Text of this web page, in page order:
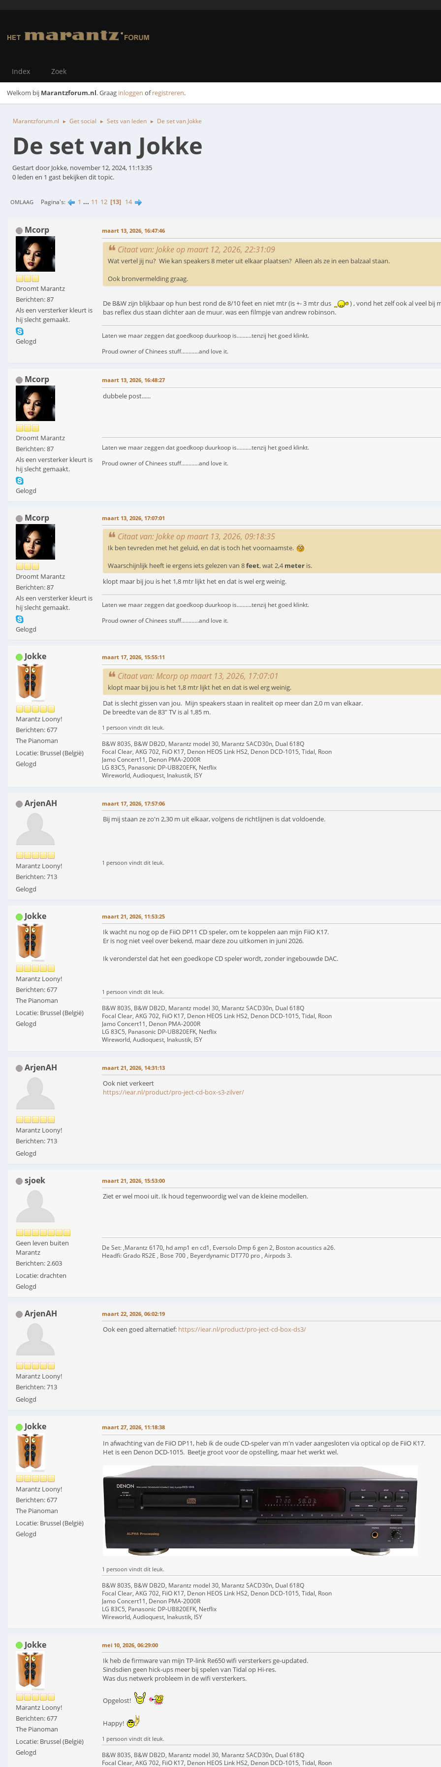
Index Zoek
Welkom bij Marantzforum.nl. Graag inloggen ofregistreren.
Marantzforum.nl ► Get social ► Sets van leden ► De set van Jokke
De set van Jokke
Gestart door Jokke, november 12, 2024, 11:13:35
0 leden en 1 gast bekijken dit topic.
OMLAAG Pagina's 1 ... 11 12 13 14
Mcorp
Droomt Marantz
Berichten: 87
Als een versterker kleurt is
hij slecht gemaakt.
Gelogd
maart 13, 2026, 16:47:46
Citaat van: Jokke op maart 12, 2026, 22:31:09
Wat vertel jij nu? Wie kan speakers 8 meter uit elkaar plaatsen? Alleen als ze in een balzaal staan.
Ook bronvermelding graag.
De B&W zijn blijkbaar op hun best rond de 8/10 feet en niet mtr (is +- 3 mtr dus
) , vond het zelf ook al veel bij
bas reflex dus staan dichter aan de muur. was een filmpje van andrew robinson.
Laten we maar zeggen dat goedkoop duurkoop is..........tenzij het goed klinkt.
Proud owner of Chinees stuff............and love it.
Mcorp
Droomt Marantz
Berichten: 87
Als een versterker kleurt is
hij slecht gemaakt.
Gelogd
maart 13, 2026, 16:48:27
dubbele post......
Laten we maar zeggen dat goedkoop duurkoop is..........tenzij het goed klinkt.
Proud owner of Chinees stuff............and love it.
Mcorp
Droomt Marantz
Berichten: 87
Als een versterker kleurt is
hij slecht gemaakt.
Gelogd
maart 13, 2026, 17:07:01
Citaat van: Jokke op maart 13, 2026, 09:18:35
Ik ben tevreden met het geluid, en dat is toch het voornaamste.
Waarschijnlijk heeft ie ergens iets gelezen van 8feet, wat 2,4meter is.
klopt maar bij jou is het 1,8 mtr lijkt het en dat is wel erg weinig.
Laten we maar zeggen dat goedkoop duurkoop is..........tenzij het goed klinkt.
Proud owner of Chinees stuff............and love it.
Jokke
Marantz Loony!
Berichten: 677
The Pianoman
Locatie: Brussel (België)
Gelogd
maart 17, 2026, 15:55:11
Citaat van: Mcorp op maart 13, 2026, 17:07:01
klopt maar bij jou is het 1,8 mtr lijkt het en dat is wel erg weinig.
Dat is slecht gissen van jou. Mijn speakers staan in realiteit op meer dan 2,0 m van elkaar.
De breedte van de 83" TV is al 1,85 m.
1 persoon vindt dit leuk.
B&W 803S, B&W DB2D, Marantz model 30, Marantz SACD30n, Dual 618Q
Focal Clear, AKG 702, FiiO K17, Denon HEOS Link HS2, Denon DCD-1015, Tidal, Roon
Jamo Concert11, Denon PMA-2000R
LG 83C5, Panasonic DP-UB820EFK, Netflix
Wireworld, Audioquest, Inakustik, ISY
ArjenAH
Marantz Loony!
Berichten: 713
Gelogd
maart 17, 2026, 17:57:06
Bij mij staan ze zo'n 2,30 m uit elkaar, volgens de richtlijnen is dat voldoende.
1 persoon vindt dit leuk.
Jokke
Marantz Loony!
Berichten: 677
The Pianoman
Locatie: Brussel (België)
Gelogd
maart 21, 2026, 11:53:25
Ik wacht nu nog op de FiiO DP11 CD speler, om te koppelen aan mijn FiiO K17.
Er is nog niet veel over bekend, maar deze zou uitkomen in juni 2026.
Ik veronderstel dat het een goedkope CD speler wordt, zonder ingebouwde DAC.
1 persoon vindt dit leuk.
B&W 803S, B&W DB2D, Marantz model 30, Marantz SACD30n, Dual 618Q
Focal Clear, AKG 702, FiiO K17, Denon HEOS Link HS2, Denon DCD-1015, Tidal, Roon
Jamo Concert11, Denon PMA-2000R
LG 83C5, Panasonic DP-UB820EFK, Netflix
Wireworld, Audioquest, Inakustik, ISY
ArjenAH
Marantz Loony!
Berichten: 713
Gelogd
maart 21, 2026, 14:31:13
Ook niet verkeert
https://iear.nl/product/pro-ject-cd-box-s3-zilver/
sjoek
Geen leven buiten
Marantz
Berichten: 2.603
Locatie: drachten
Gelogd
maart 21, 2026, 15:53:00
Ziet er wel mooi uit. Ik houd tegenwoordig wel van de kleine modellen.
De Set: ,Marantz 6170, hd amp1 en cd1, Eversolo Dmp 6 gen 2, Boston acoustics a26.
Headfi: Grado RS2E , Bose 700 , Beyerdynamic DT770 pro , Airpods 3.
ArjenAH
Marantz Loony!
Berichten: 713
Gelogd
maart 22, 2026, 06:02:19
Ook een goed alternatief: https://iear.nl/product/pro-ject-cd-box-ds3/
Jokke
Marantz Loony!
Berichten: 677
The Pianoman
Locatie: Brussel (België)
Gelogd
maart 27, 2026, 11:18:38
In afwachting van de FiiO DP11, heb ik de oude CD-speler van m'n vader aangesloten via optical op de FiiO K17.
Het is een Denon DCD-1015. Beetje groot voor de opstelling, maar het werkt wel.
1 persoon vindt dit leuk.
B&W 803S, B&W DB2D, Marantz model 30, Marantz SACD30n, Dual 618Q
Focal Clear, AKG 702, FiiO K17, Denon HEOS Link HS2, Denon DCD-1015, Tidal, Roon
Jamo Concert11, Denon PMA-2000R
LG 83C5, Panasonic DP-UB820EFK, Netflix
Wireworld, Audioquest, Inakustik, ISY
Jokke
Marantz Loony!
Berichten: 677
The Pianoman
Locatie: Brussel (België)
Gelogd
mei 10, 2026, 06:29:00
Ik heb de firmware van mijn TP-link Re650 wifi versterkers ge-updated.
Sindsdien geen hick-ups meer bij spelen van Tidal op Hi-res.
Was dus netwerk probleem in de wifi versterkers.
Opgelost!
Happy!
1 persoon vindt dit leuk.
B&W 803S, B&W DB2D, Marantz model 30, Marantz SACD30n, Dual 618Q
Focal Clear, AKG 702, FiiO K17, Denon HEOS Link HS2, Denon DCD-1015, Tidal, Roon